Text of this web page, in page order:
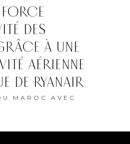
DES
À UNE
AÉRIENNE
DE RYANAIR
MAROC AVEC